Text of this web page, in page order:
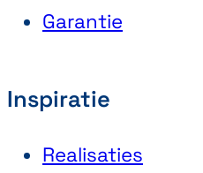
Garantie
Inspiratie
Realisaties